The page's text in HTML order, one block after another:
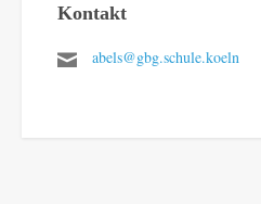
Kontakt
abels@gbg.schule.koeln